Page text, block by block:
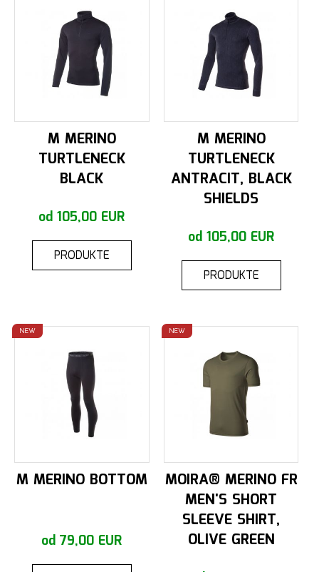
M MERINO
TURTLENECK
BLACK
od 105,00 EUR
PRODUKTE
M MERINO
TURTLENECK
ANTRACIT, BLACK
SHIELDS
od 105,00 EUR
PRODUKTE
NEW
M MERINO BOTTOM
od 79,00 EUR
NEW
MOIRA® MERINO FR
MEN'S SHORT
SLEEVE SHIRT,
OLIVE GREEN